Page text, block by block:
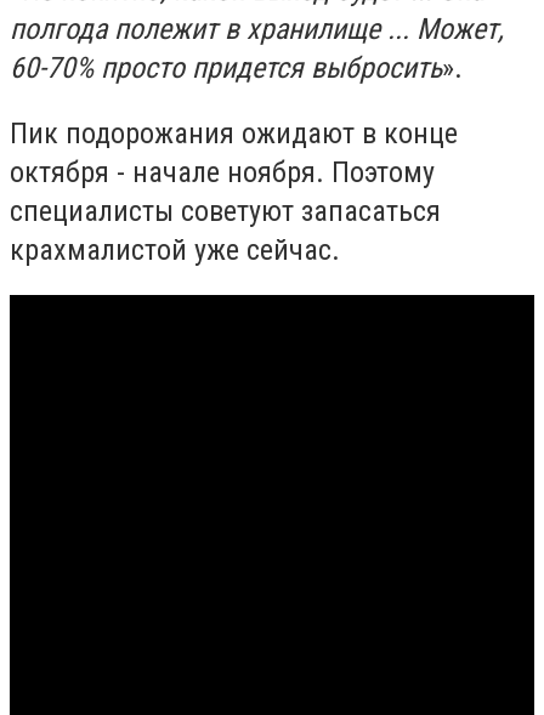
полгода полежит в хранилище ... Может,
60-70% просто придется выбросить».
Пик подорожания ожидают в конце
октября - начале ноября. Поэтому
специалисты советуют запасаться
крахмалистой уже сейчас.